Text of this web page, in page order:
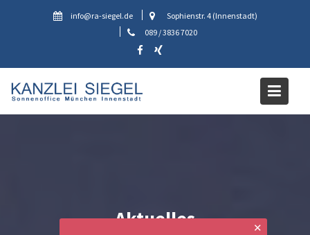
info@ra-siegel.de
Sophienstr. 4 (Innenstadt)
089 / 3836 7020
Aktuelles
✕